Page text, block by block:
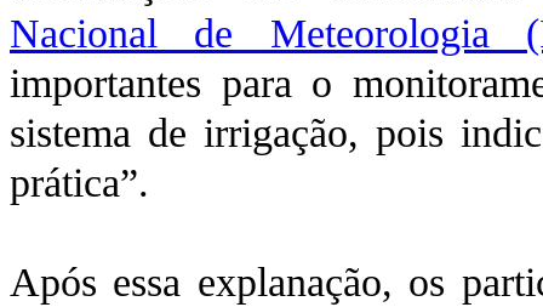
Nacional de Meteorologia
importantes para o
sistema de irrigação, pois
prática”.
Após essa explanação, os